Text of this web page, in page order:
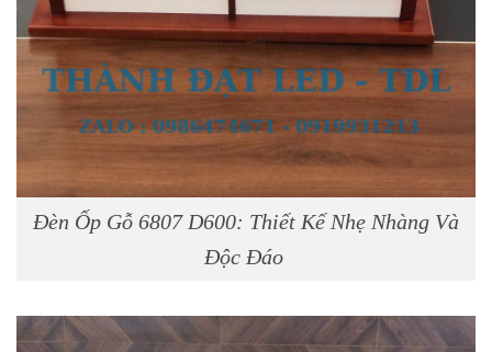
Đèn Ốp Gỗ 6807 D600: Thiết Kế Nhẹ Nhàng Và
Độc Đáo